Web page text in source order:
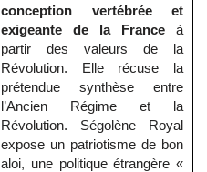
conception vertébrée et
exigeante de la France à
partir des valeurs de la
Révolution. Elle récuse la
prétendue synthèse entre
l’Ancien Régime et la
Révolution. Ségolène Royal
expose un patriotisme de bon
aloi, une politique étrangère «